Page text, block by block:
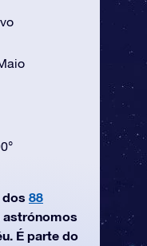
dos 88
astrónomos
É parte do